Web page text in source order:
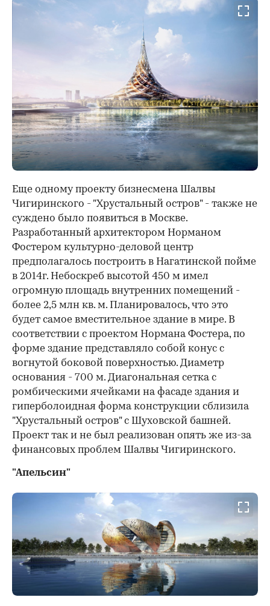
Еще одному проекту бизнесмена Шалвы
Чигиринского - "Хрустальный остров" - также не
суждено было появиться в Москве.
Разработанный архитектором Норманом
Фостером культурно-деловой центр
предполагалось построить в Нагатинской пойме
в 2014г. Небоскреб высотой 450 м имел
огромную площадь внутренних помещений -
более 2,5 млн кв. м. Планировалось, что это
будет самое вместительное здание в мире. В
соответствии с проектом Нормана Фостера, по
форме здание представляло собой конус с
вогнутой боковой поверхностью. Диаметр
основания - 700 м. Диагональная сетка с
ромбическими ячейками на фасаде здания и
гиперболоидная форма конструкции сблизила
"Хрустальный остров" с Шуховской башней.
Проект так и не был реализован опять же из-за
финансовых проблем Шалвы Чигиринского.
"Апельсин"